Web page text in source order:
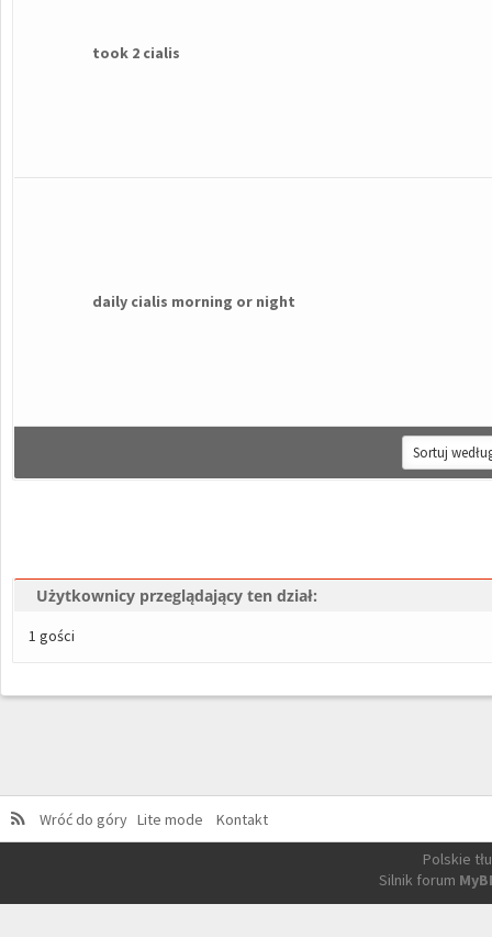
took 2 cialis
daily cialis morning or night
Użytkownicy przeglądający ten dział:
1 gości
Wróć do góry Lite mode
Kontakt
Polskie
Silnik forum